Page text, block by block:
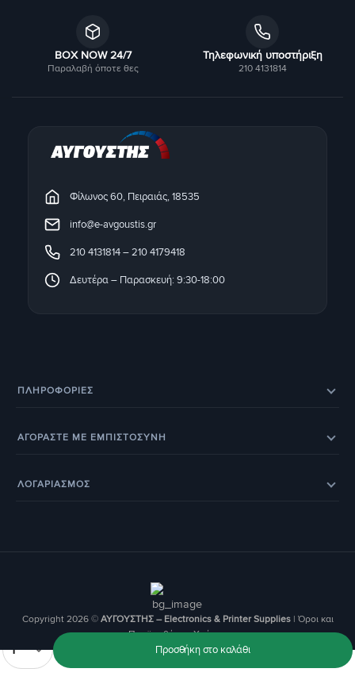
BOX NOW 24/7
Παραλαβή όποτε θες
Τηλεφωνική υποστήριξη
210 4131814
Φίλωνος 60, Πειραιάς, 18535
info@e-avgoustis.gr
210 4131814–210 4179418
Δευτέρα – Παρασκευή: 9:30-18:00
ΠΛΗΡΟΦΟΡΊΕΣ
BOX NOW – Locker Pickup 24/7
ΑΓΟΡΑΣΤΕ ΜΕ ΕΜΠΙΣΤΟΣΥΝΗ
ΛΟΓΑΡΙΑΣΜΟΣ
Copyright 2026 © ΑΥΓΟΥΣΤΗΣ – Electronics & Printer Supplies| Όροι και
Προϋποθέσεις Χρήσης
Προσθήκη στο καλάθι